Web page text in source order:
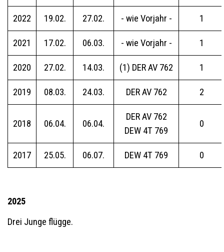
2022 19.02. 27.02. - wie Vorjahr - 1
2021 17.02. 06.03. - wie Vorjahr - 1
2020 27.02. 14.03. (1) DER AV 762 1
2019 08.03. 24.03. DER AV 762 2
2018 06.04. 06.04.
DER AV 762
DEW 4T 769
0
2017 25.05. 06.07. DEW 4T 769 0
2025
Drei Junge flügge.